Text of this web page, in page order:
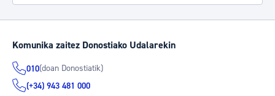
Komunika zaitez Donostiako Udalarekin
010(doan Donostiatik)
(+34) 943 481 000